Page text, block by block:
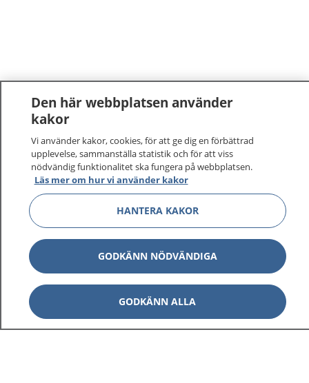
1177–tryggt om din hälsa och vård
På 1177.se får du råd om hälsa och information om
sjukdomar och vilka mottagningar du kan kontakta.
Logga in för att läsa din journal och göra dina
sjukvårdsrådgivning dygnet runt.
1177 ger dig råd när du vill må bättre.
Den här webbplatsen använder
kakor
Vi använder kakor, cookies, för att ge dig en förbättrad
upplevelse, sammanställa statistik och för att viss
nödvändig funktionalitet ska fungera på webbplatsen.
Läs mer om hur vi använder kakor
HANTERA KAKOR
GODKÄNN NÖDVÄNDIGA
GODKÄNN ALLA